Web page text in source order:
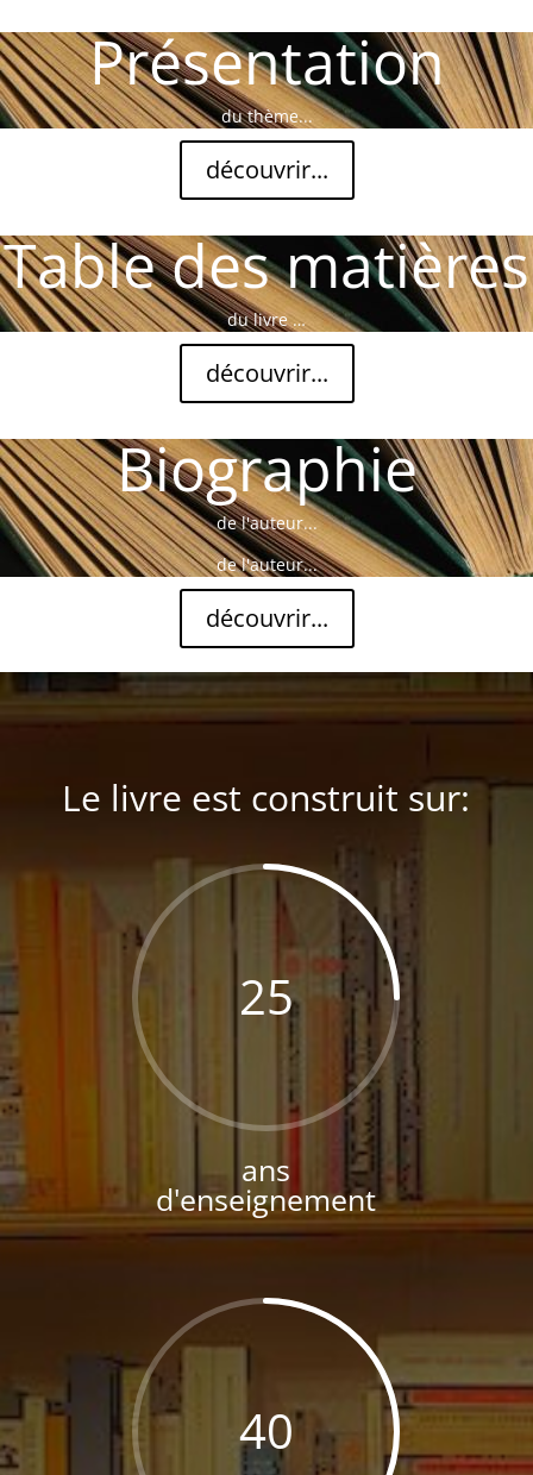
Présentation
du thème...
découvrir...
Table des matières
du livre …
découvrir...
Biographie
de l'auteur...
de l'auteur...
découvrir...
Le livre est construit sur:
25
ans
d'enseignement
40